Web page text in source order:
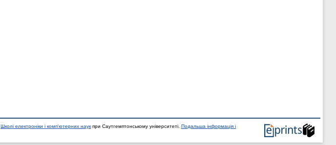
Школі електроніки і комп'ютерних наук при Саутгемптонському університеті. Подальша інформація і